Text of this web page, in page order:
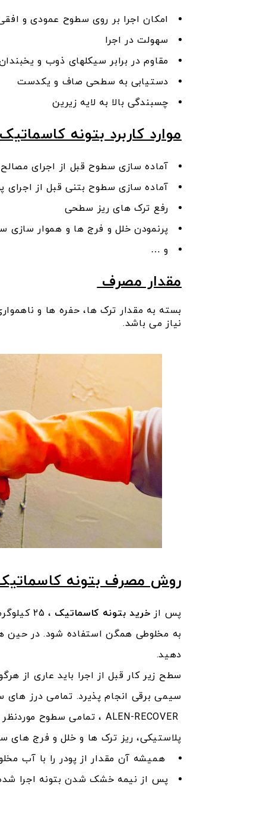
امکان اجرا بر روی سطوح عمودی و
سهولت در اجرا
مقاوم در برابر سیکل­های ذوب و
دستیابی به سطحی صاف و یکدست
چسبندگی بالا به لایه زیرین
موارد کاربرد بتونه کاسماتیک
آماده سازی سطوح قبل از اجرای
آماده سازی سطوح بتنی قبل از
رفع ترک های ریز سطحی
پرنمودن خلل و فرج ها و هموار سازی
و …
مقدار مصرف
بسته به مقدار ترک ها، حفره ها و ناهمواری سطوح،
نیاز می باشد.
روش مصرف بتونه
پس از خرید بتونه کاسماتیک
به مخلوطی همگن استفاده شود. در حین
دهید.
سطح زیر کار قبل از اجرا باید عاری از
پلاستیکی، ریز ترک ها و خلل و فرج های
همیشه آن مقدار از پودر را با آب مخلوط نمایید که
پس از نیمه خشک شدن بتونه اجرا شده، سطوح را حداقل 36 ساعت با اسپری نمودن آب یا